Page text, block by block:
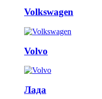
Volkswagen
Volvo
Лада